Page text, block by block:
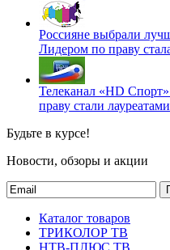
Россияне выбрали
Лидером по праву
Телеканал «HD
праву стали лауреатами
Будьте в курсе!
Новости, обзоры и акции
Каталог товаров
ТРИКОЛОР ТВ
НТВ-ПЛЮС ТВ